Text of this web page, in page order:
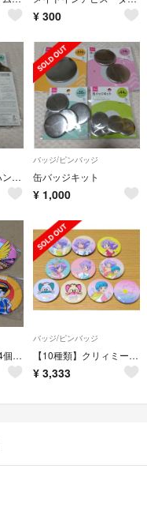
¥ 300
缶バッジキット ハンドメイド オリジナル
バッジ/ピンバッジ
缶バッジキット
¥ 1,000
手塚治虫 缶バッチ 4個セット 火の鳥 メルモ 三つ目がとおる リボンの騎士
バッジ/ピンバッジ
【10種類】クリィミーマミ 缶バッジ
¥ 3,333